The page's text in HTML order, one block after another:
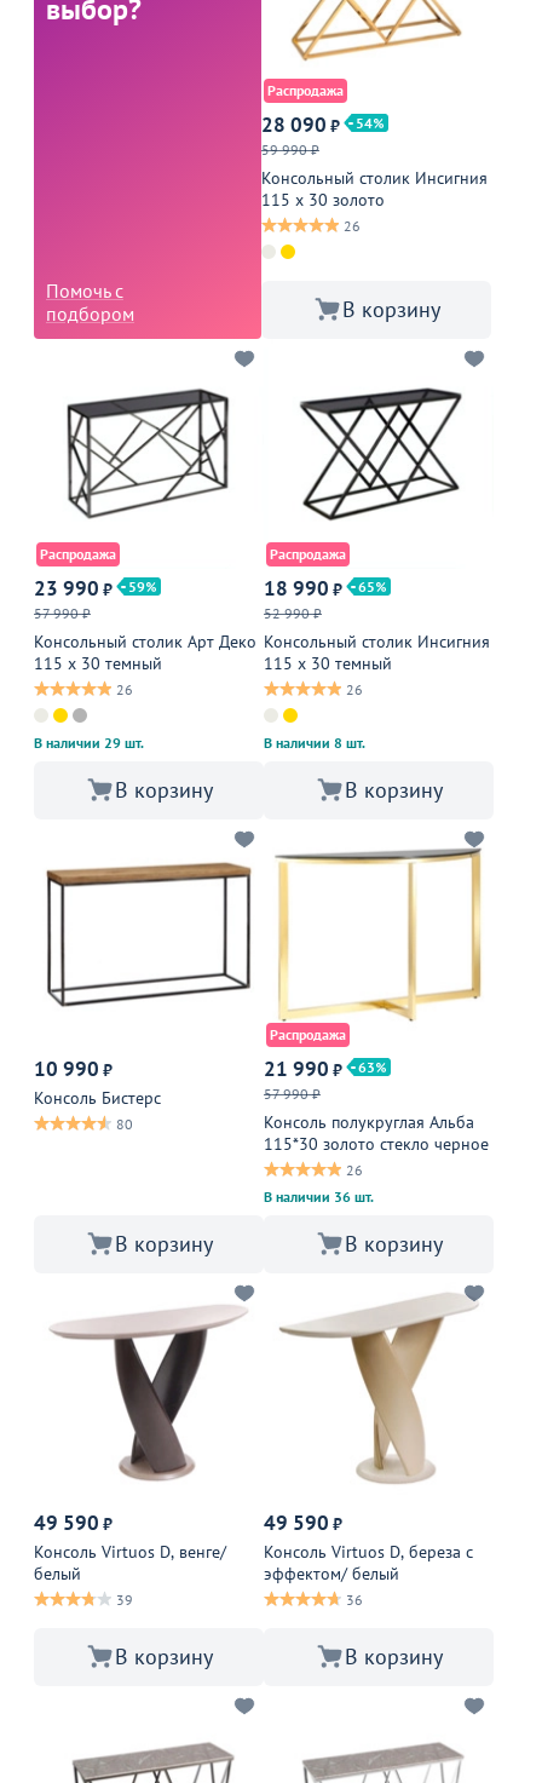
выбор?
Помочь с
подбором
Распродажа
28 090 ₽
54
59 990 ₽
Консольный столик Инсигния
115 х 30 золото
26
В корзину
Распродажа
23 990 ₽
59
57 990 ₽
Консольный столик Арт Деко
115 х 30 темный
26
В наличии 29 шт.
В корзину
Распродажа
18 990 ₽
65
52 990 ₽
Консольный столик Инсигния
115 x 30 темный
26
В наличии 8 шт.
В корзину
10 990 ₽
Консоль Бистерс
80
В корзину
Распродажа
21 990 ₽
63
57 990 ₽
Консоль полукруглая Альба
115*30 золото стекло черное
26
В наличии 36 шт.
В корзину
49 590 ₽
Консоль Virtuos D, венге/
белый
39
В корзину
49 590 ₽
Консоль Virtuos D, береза с
эффектом/ белый
36
В корзину